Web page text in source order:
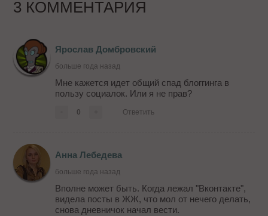
3 КОММЕНТАРИЯ
Ярослав Домбровский
больше года назад
Мне кажется идет общий спад блоггинга в
пользу социалок. Или я не прав?
0 Ответить
Анна Лебедева
больше года назад
Вполне может быть. Когда лежал "Вконтакте",
видела посты в ЖЖ, что мол от нечего делать,
снова дневничок начал вести.